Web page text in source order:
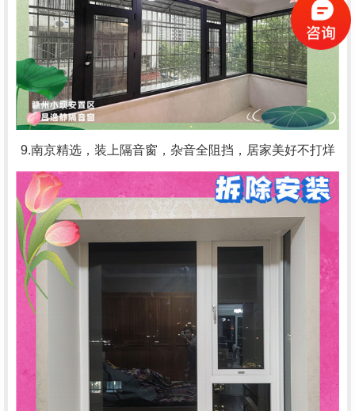
9.南京精选，装上隔音窗，杂音全阻挡，居家美好不打烊